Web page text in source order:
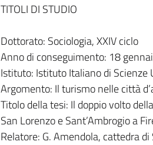
TITOLI DI STUDIO
Dottorato: Sociologia, XXIV ciclo
Anno di conseguimento: 18
Istituto: Istituto Italiano di Scienze
Argomento: Il turismo nelle città
Titolo della tesi: Il doppio volto
San Lorenzo e Sant’Ambrogio a
Relatore: G. Amendola, cattedra